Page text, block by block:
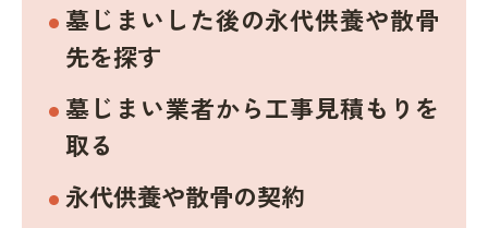
墓じまいした後の永代供養や散骨
先を探す
墓じまい業者から工事見積もりを
取る
永代供養や散骨の契約